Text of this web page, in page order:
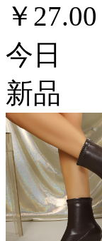
￥27.00
今日
新品